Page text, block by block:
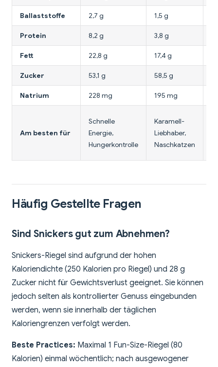
Ballaststoffe 2,7 g 1,5 g
Protein 8,2 g 3,8 g
Fett 22,8 g 17,4 g
Zucker 53,1 g 58,5 g
Natrium 228 mg 195 mg
Am besten für
Schnelle
Energie,
Hungerkontrolle
Karamell-
Liebhaber,
Naschkatzen
Häufig Gestellte Fragen
Sind Snickers gut zum Abnehmen?
Snickers-Riegel sind aufgrund der hohen
Kaloriendichte (250 Kalorien pro Riegel) und 28 g
Zucker nicht für Gewichtsverlust geeignet. Sie können
jedoch selten als kontrollierter Genuss eingebunden
werden, wenn sie innerhalb der täglichen
Kaloriengrenzen verfolgt werden.
Beste Practices: Maximal 1 Fun-Size-Riegel (80
Kalorien) einmal wöchentlich; nach ausgewogener